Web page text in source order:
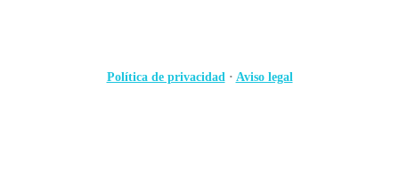
Política de privacidad· Aviso legal